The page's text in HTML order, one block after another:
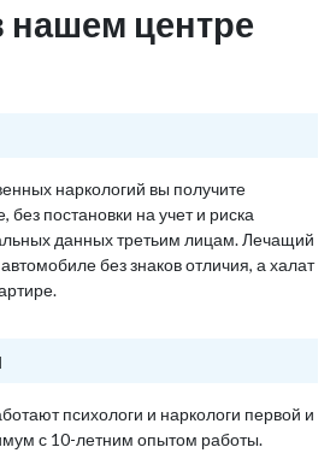
нашем центре
наркологий вы получите
постановки на учет и риска
данных третьим лицам. Лечащий
без знаков отличия, а халат
психологи и наркологи первой и
с 10-летним опытом работы.